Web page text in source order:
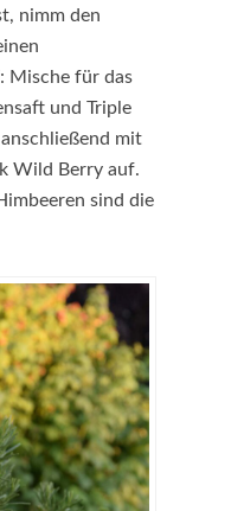
nimm den
Mische für das
und Triple
mit
Wild Berry auf.
sind die